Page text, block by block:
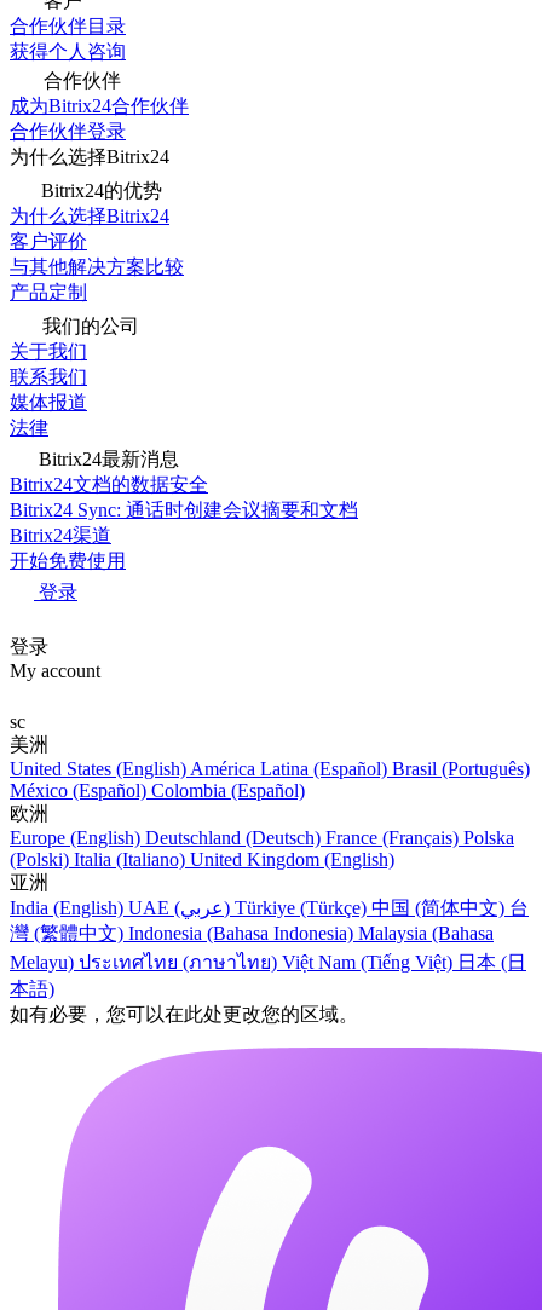
合作伙伴目录
获得个人咨询
合作伙伴
成为Bitrix24合作伙伴
合作伙伴登录
为什么选择Bitrix24
Bitrix24的优势
为什么选择Bitrix24
客户评价
与其他解决方案比较
产品定制
我们的公司
关于我们
联系我们
媒体报道
法律
Bitrix24最新消息
Bitrix24文档的数据安全
Bitrix24 Sync: 通话时创建会议摘要和文档
Bitrix24渠道
开始免费使用
登录
登录
My account
sc
美洲
United States (English) América Latina (Español) Brasil (Português)
México (Español) Colombia (Español)
欧洲
Europe (English) Deutschland (Deutsch) France (Français) Polska
(Polski) Italia (Italiano) United Kingdom (English)
亚洲
India (English)
UAE (عربي) Türkiye (Türkçe) 中国 (简体中文) 台
灣 (繁體中文) Indonesia (Bahasa Indonesia) Malaysia (Bahasa
Melayu) ประเทศไทย (ภาษาไทย) Việt Nam (Tiếng Việt) 日本 (日
本語)
如有必要，您可以在此处更改您的区域。